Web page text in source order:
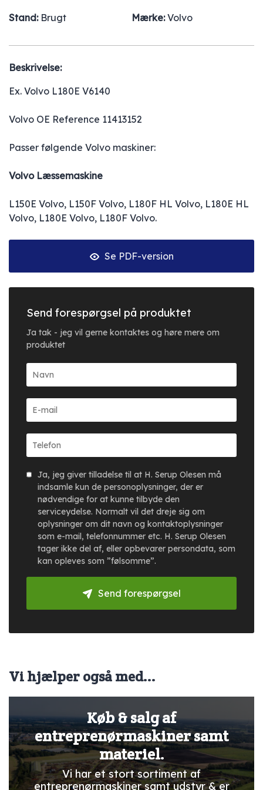
Stand: Brugt Mærke:Volvo
Beskrivelse:
Ex. Volvo L180E V6140
Volvo OE Reference 11413152
Passer følgende Volvo maskiner:
Volvo Læssemaskine
L150E Volvo, L150F Volvo, L180F HL Volvo, L180E HL
Volvo, L180E Volvo, L180F Volvo.
Se PDF-version
Send forespørgsel på produktet
Ja tak - jeg vil gerne kontaktes og høre mere om
produktet
Ja, jeg giver tilladelse til at H. Serup Olesen må
indsamle kun de personoplysninger, der er
nødvendige for at kunne tilbyde den
serviceydelse. Normalt vil det dreje sig om
oplysninger om dit navn og kontaktoplysninger
som e-mail, telefonnummer etc. H. Serup Olesen
tager ikke del af, eller opbevarer persondata, som
kan opleves som ”følsomme”.
Send forespørgsel
Vi hjælper også med...
Køb & salg af
entreprenørmaskiner samt
materiel.
Vi har et stort sortiment af
entreprenørmaskiner samt udstyr & er